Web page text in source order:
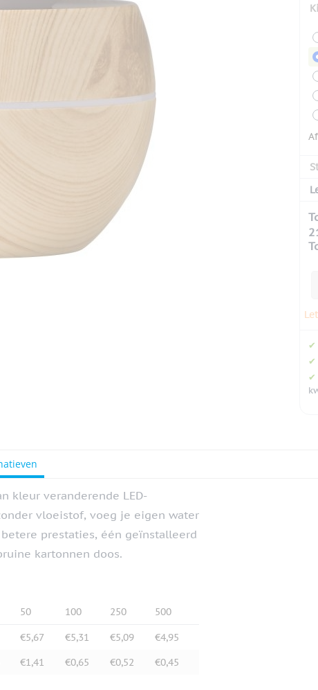
✔
✔
✔
kleur veranderende LED-
vloeistof, voeg je eigen water
prestaties, één geïnstalleerd
kartonnen doos.
50 100 250 500
€5,67 €5,31 €5,09
€4,95
€1,41 €0,65 €0,52 €0,45